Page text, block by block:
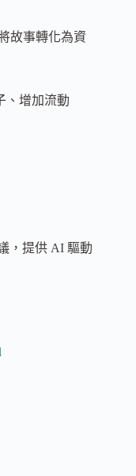
故事轉化為資
、增加流動
，提供 AI 驅動